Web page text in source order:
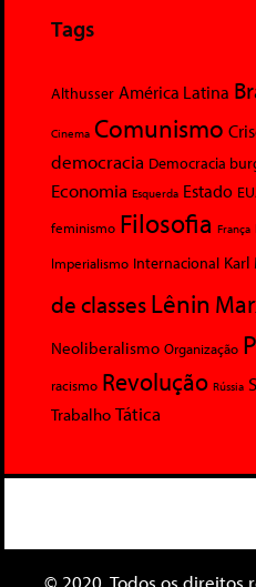
Tags
Althusser América Latina
Cinema Comunismo
democracia Democracia
Economia Esquerda Estado
feminismo Filosofia França
Imperialismo Internacional Karl
de classesLênin
Neoliberalismo Organização
racismo Revolução Rússia
Trabalho Tática
© 2020. Todos os direitos